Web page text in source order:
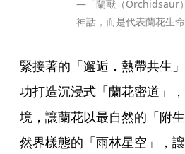
—「蘭獸（Orchidsaur
神話，而是代表蘭花生命
緊接著的「邂逅．熱帶共生
功打造沉浸式「蘭花密道」
境，讓蘭花以最自然的「附
然界樣態的「雨林星空」，